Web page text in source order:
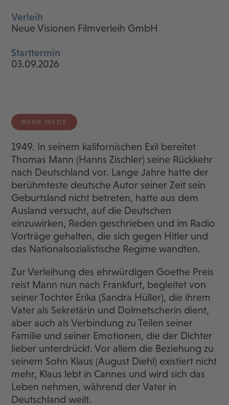
Verleih
Neue Visionen Filmverleih GmbH
Starttermin
03.09.2026
MEHR INFOS
1949. In seinem kalifornischen Exil bereitet
Thomas Mann (Hanns Zischler) seine Rückkehr
nach Deutschland vor. Lange Jahre hatte der
berühmteste deutsche Autor seiner Zeit sein
Geburtsland nicht betreten, hatte aus dem
Ausland versucht, auf die Deutschen
einzuwirken, Reden geschrieben und im Radio
Vorträge gehalten, die sich gegen Hitler und
das Nationalsozialistische Regime wandten.
Zur Verleihung des ehrwürdigen Goethe Preis
reist Mann nun nach Frankfurt, begleitet von
seiner Tochter Erika (Sandra Hüller), die ihrem
Vater als Sekretärin und Dolmetscherin dient,
aber auch als Verbindung zu Teilen seiner
Familie und seiner Emotionen, die der Dichter
lieber unterdrückt. Vor allem die Beziehung zu
seinem Sohn Klaus (August Diehl) existiert nicht
mehr, Klaus lebt in Cannes und wird sich das
Leben nehmen, während der Vater in
Deutschland weilt.